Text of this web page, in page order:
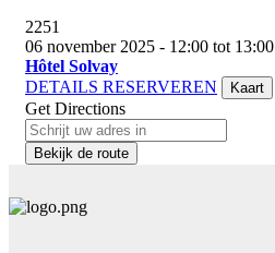
2251
06 november 2025 - 12:00 tot 13:00
Hôtel Solvay
DETAILS RESERVEREN Kaart
Get Directions
Bekijk de route